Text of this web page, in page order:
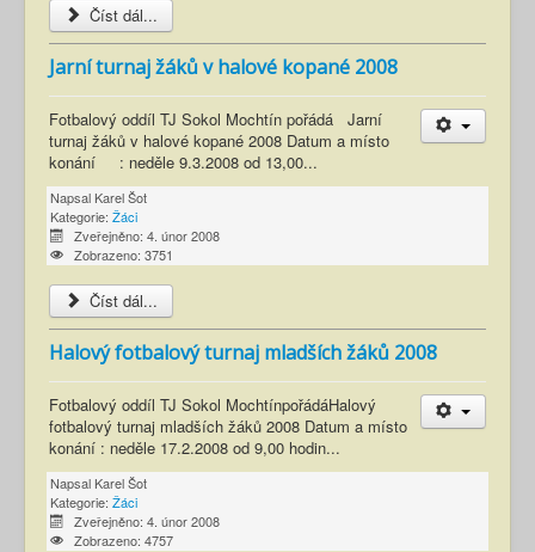
Číst dál...
Jarní turnaj žáků v halové kopané 2008
Fotbalový oddíl TJ Sokol Mochtín pořádá Jarní
turnaj žáků v halové kopané 2008 Datum a místo
konání : neděle 9.3.2008 od 13,00...
Napsal Karel Šot
Kategorie: Žáci
Zveřejněno: 4. únor 2008
Zobrazeno: 3751
Číst dál...
Halový fotbalový turnaj mladších žáků 2008
Fotbalový oddíl TJ Sokol MochtínpořádáHalový
fotbalový turnaj mladších žáků 2008 Datum a místo
konání : neděle 17.2.2008 od 9,00 hodin...
Napsal Karel Šot
Kategorie: Žáci
Zveřejněno: 4. únor 2008
Zobrazeno: 4757